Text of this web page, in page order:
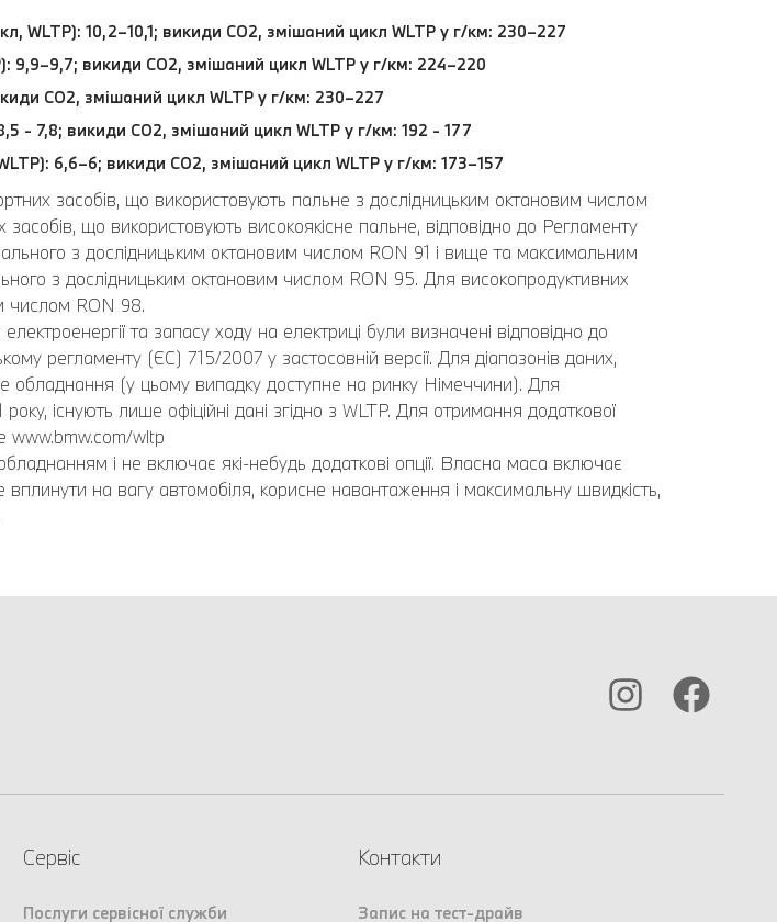
WLTP): 10,2–10,1; викиди CO2, змішаний цикл WLTP у г/км: 230–227
9,9–9,7; викиди CO2, змішаний цикл WLTP у г/км: 224–220
CO2, змішаний цикл WLTP у г/км: 230–227
- 7,8; викиди CO2, змішаний цикл WLTP у г/км: 192 - 177
6,6–6; викиди CO2, змішаний цикл WLTP у г/км: 173–157
засобів, що використовують пальне з дослідницьким октановим числом
що використовують високоякісне пальне, відповідно до Регламенту
з дослідницьким октановим числом RON 91 і вище та максимальним
з дослідницьким октановим числом RON 95. Для високопродуктивних
числом RON 98.
та запасу ходу на електриці були визначені відповідно до
регламенту (ЄС) 715/2007 у застосовній версії. Для діапазонів даних,
обладнання (у цьому випадку доступне на ринку Німеччини). Для
існують лише офіційні дані згідно з WLTP. Для отримання додаткової
www.bmw.com/wltp
і не включає які-небудь додаткові опції. Власна маса включає
на вагу автомобіля, корисне навантаження і максимальну швидкість,
Сервіс
Послуги сервісної служби
Контакти
Запис на тест-драйв